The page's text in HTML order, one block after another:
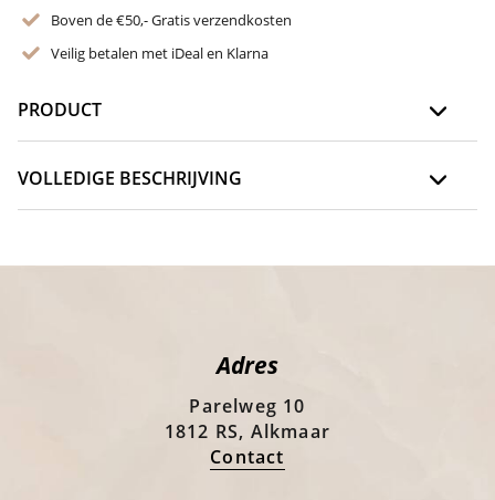
Boven de €50,- Gratis verzendkosten
Veilig betalen met iDeal en Klarna
PRODUCT
VOLLEDIGE BESCHRIJVING
Adres
Parelweg 10
1812 RS, Alkmaar
Contact